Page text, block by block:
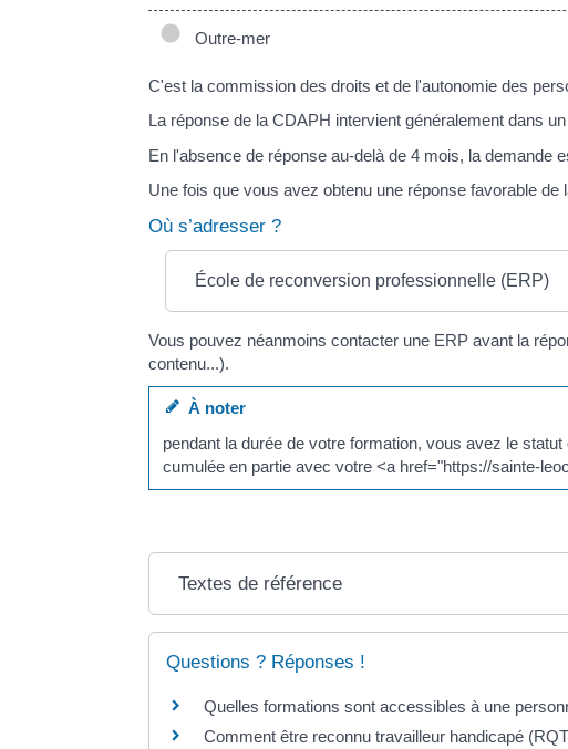
Outre-mer
C'est la commission des droits et de l'autonomie des
La réponse de la CDAPH intervient généralement dans
En l'absence de réponse au-delà de 4 mois, la demande
Une fois que vous avez obtenu une réponse favorable
Où s’adresser ?
École de reconversion professionnelle (ERP)
Vous pouvez néanmoins contacter une ERP avant la
contenu...).
À noter
pendant la durée de votre formation, vous avez le
cumulée en partie avec votre <a href="https://sainte-
Textes de référence
Questions ? Réponses !
Quelles formations sont accessibles à une
Comment être reconnu travailleur handicapé